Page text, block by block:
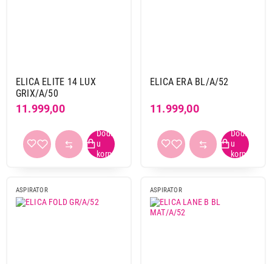
ELICA ELITE 14 LUX
GRIX/A/50
11.999,00
ELICA ERA BL/A/52
11.999,00
ASPIRATOR ASPIRATOR